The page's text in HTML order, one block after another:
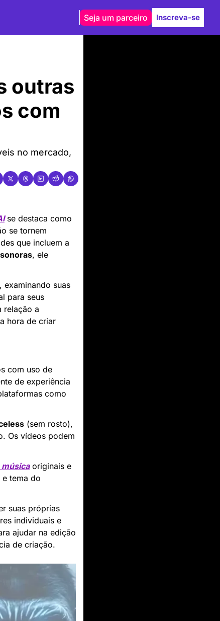
Seja um parceiro Inscreva-se
outras
com
no mercado,
se destaca como
se tornem
que incluem a
, ele
para seus
relação a
hora de criar
com uso de
de experiência
como
(sem rosto),
Os vídeos podem
música originais e
tema do
suas próprias
individuais e
ajudar na edição
de criação.